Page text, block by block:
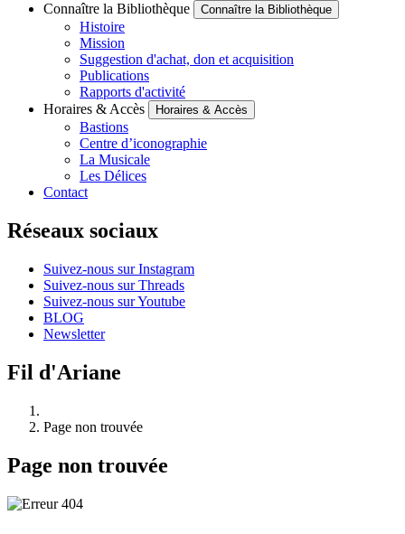
Connaître la Bibliothèque Connaître la Bibliothèque
Histoire
Mission
Suggestion d'achat, don et acquisition
Publications
Rapports d'activité
Horaires & Accès
Horaires & Accès
Bastions
Centre d’iconographie
La Musicale
Les Délices
Contact
Réseaux sociaux
Suivez-nous sur Instagram
Suivez-nous sur Threads
Suivez-nous sur Youtube
BLOG
Newsletter
Fil d'Ariane
Page non trouvée
Page non trouvée